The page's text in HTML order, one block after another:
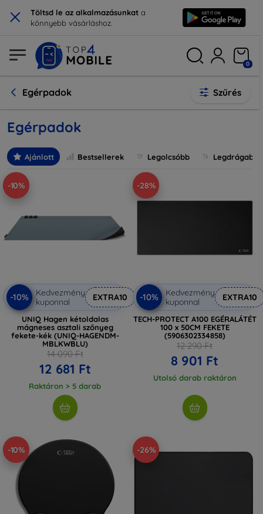
× Töltsd le az alkalmazásunkat a
könnyebb vásárláshoz.
0
Egérpadok Szűrés
Egérpadok
Ajánlott Bestsellerek Legolcsóbb Legdrágabb
-10%
-10%
Kedvezmény
kuponnal
EXTRA10
UNIQ Hagen kétoldalas
mágneses asztali szőnyeg
fekete-kék (UNIQ-HAGENDM-
MBLKWBLU)
14 090 Ft
12 681 Ft
Raktáron > 5 darab
-28%
-10%
Kedvezmény
kuponnal
EXTRA10
TECH-PROTECT A100 EGÉRALÁTÉT
100 x 50CM FEKETE
(5906302334858)
12 290 Ft
8 901 Ft
Utolsó darab raktáron
-10% -26%